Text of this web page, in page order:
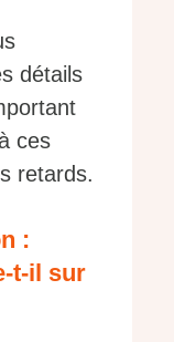
détails
ces
retards.
:
t-il sur